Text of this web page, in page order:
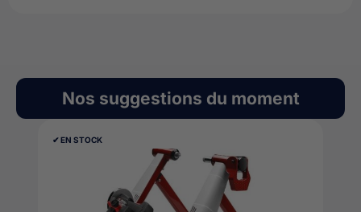
Nos suggestions du moment
✔︎ EN STOCK